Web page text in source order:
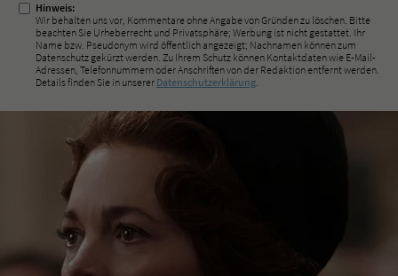
Hinweis:
Wir behalten uns vor, Kommentare ohne Angabe von Gründen zu löschen. Bitte
beachten Sie Urheberrecht und Privatsphäre; Werbung ist nicht gestattet. Ihr
Name bzw. Pseudonym wird öffentlich angezeigt; Nachnamen können zum
Datenschutz gekürzt werden. Zu Ihrem Schutz können Kontaktdaten wie E-Mail-
Adressen, Telefonnummern oder Anschriften von der Redaktion entfernt werden.
Details finden Sie in unserer Datenschutzerklärung.